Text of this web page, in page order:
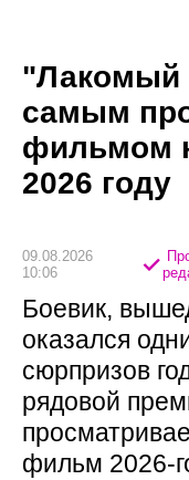
"Лакомый
самым
фильмом
2026 году
09.08.2026
10:06
Боевик,
оказался
сюрпризов
рядовой
фильм 2026-